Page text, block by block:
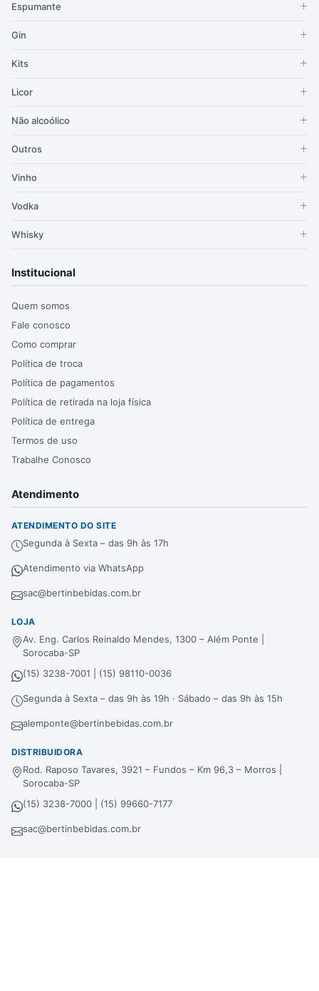
Espumante
Gin
Kits
Licor
Não alcoólico
Outros
Vinho
Vodka
Whisky
Institucional
Quem somos
Fale conosco
Como comprar
Política de troca
Política de pagamentos
Política de retirada na loja física
Política de entrega
Termos de uso
Trabalhe Conosco
Atendimento
ATENDIMENTO DO SITE
Segunda à Sexta – das 9h às 17h
Atendimento via WhatsApp
sac@bertinbebidas.com.br
LOJA
Av. Eng. Carlos Reinaldo Mendes, 1300 – Além Ponte |
Sorocaba-SP
(15) 3238-7001 | (15) 98110-0036
Segunda à Sexta – das 9h às 19h · Sábado – das 9h às 15h
alemponte@bertinbebidas.com.br
DISTRIBUIDORA
Rod. Raposo Tavares, 3921 – Fundos – Km 96,3 – Morros |
Sorocaba-SP
(15) 3238-7000 | (15) 99660-7177
sac@bertinbebidas.com.br